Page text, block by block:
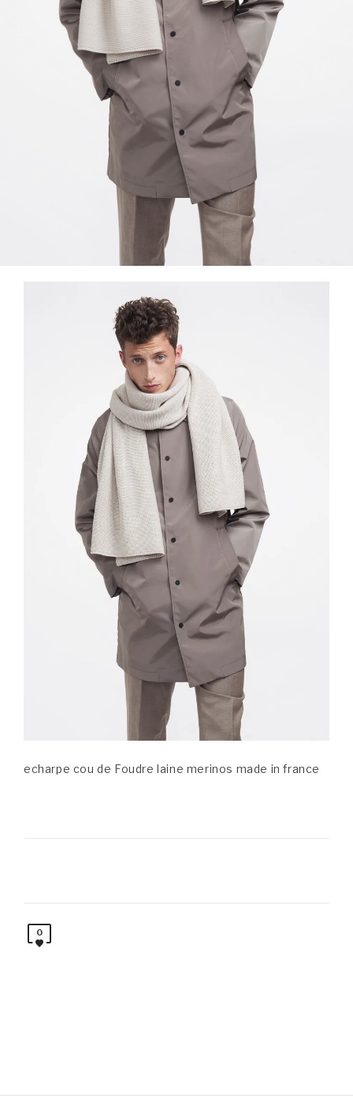
echarpe cou de Foudre laine merinos made in france
0